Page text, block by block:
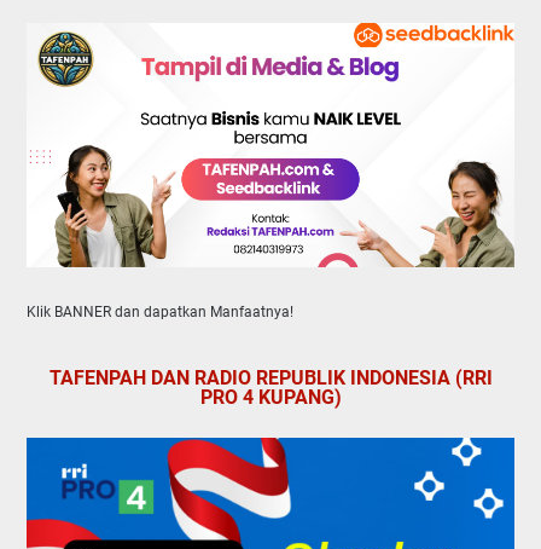
Klik BANNER dan dapatkan Manfaatnya!
TAFENPAH DAN RADIO REPUBLIK INDONESIA (RRI
PRO 4 KUPANG)